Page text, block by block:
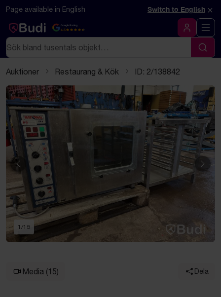
Hoppa till innehåll
Textbaserad (markdown) version av denna sida
Page available in English Switch to English ×
Google Rating
4.5
Logga in
Sök
Sök
Auktioner Restaurang & Kök ID: 2/138842
Föregående
1 /15
Media (15) Dela